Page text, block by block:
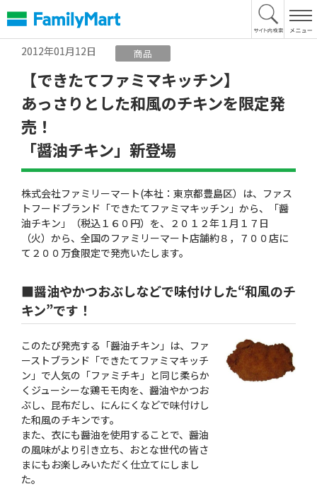
文
へ
2012年01月12日
商品
【できたてファミマキッチン】
あっさりとした和風のチキンを限定発
売！
「醤油チキン」新登場
株式会社ファミリーマート(本社：東京都豊島区）は、ファス
トフードブランド「できたてファミマキッチン」から、「醤
油チキン」（税込１６０円）を、２０１２年１月１７日
（火）から、全国のファミリーマート店舗約８，７００店に
て２００万食限定で発売いたします。
■醤油やかつおぶしなどで味付けした“和風のチ
キン”です！
このたび発売する「醤油チキン」は、ファ
ーストブランド「できたてファミマキッチ
ン」で人気の「ファミチキ」と同じ柔らか
くジューシーな鶏モモ肉を、醤油やかつお
ぶし、昆布だし、にんにくなどで味付けし
た和風のチキンです。
また、衣にも醤油を使用することで、醤油
の風味がより引き立ち、おとな世代の皆さ
まにもお楽しみいただく仕立てにしまし
た。